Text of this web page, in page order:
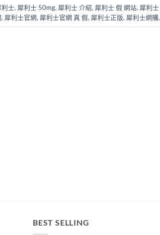
利士, 犀利士 50mg, 犀利士 介紹, 犀利士 假 網站, 犀利
, 犀利士官網, 犀利士官網 真 假, 犀利士正版, 犀利士網購,
BEST SELLING